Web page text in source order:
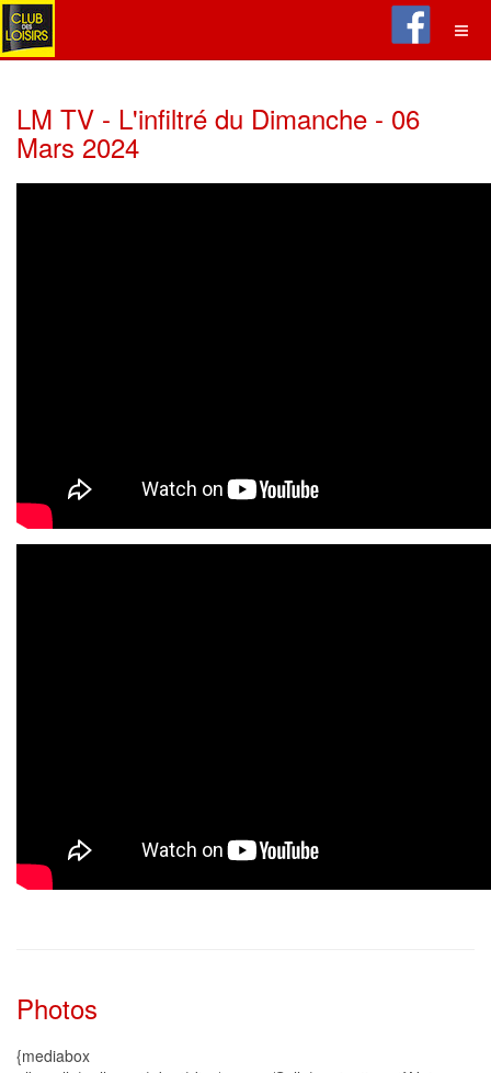
LM TV - L'infiltré du Dimanche - 06
Mars 2024
Photos
{mediabox